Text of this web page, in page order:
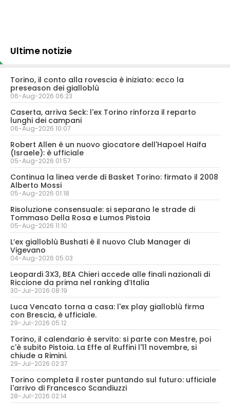
Ultime notizie
Torino, il conto alla rovescia è iniziato: ecco la
preseason dei gialloblù
06-Aug-2026 06:23
Caserta, arriva Seck: l'ex Torino rinforza il reparto
lunghi dei campani
06-Aug-2026 10:07
Robert Allen è un nuovo giocatore dell'Hapoel Haifa
(Israele): è ufficiale
05-Aug-2026 01:57
Continua la linea verde di Basket Torino: firmato il 2008
Alberto Mossi
05-Aug-2026 01:18
Risoluzione consensuale: si separano le strade di
Tommaso Della Rosa e Lumos Pistoia
05-Aug-2026 11:10
L’ex gialloblù Bushati è il nuovo Club Manager di
Vigevano
04-Aug-2026 05:03
Leopardi 3X3, BEA Chieri accede alle finali nazionali di
Riccione da prima nel ranking d’Italia
30-Jul-2026 08:19
Luca Vencato torna a casa: l'ex play gialloblù firma
con Brescia, è ufficiale.
29-Jul-2026 05:12
Torino, il calendario è servito: si parte con Mestre, poi
c'è subito Pistoia. La Effe al Ruffini l'11 novembre, si
chiude a Rimini.
29-Jul-2026 02:37
Torino completa il roster puntando sul futuro: ufficiale
l'arrivo di Francesco Scandiuzzi
28-Jul-2026 02:14